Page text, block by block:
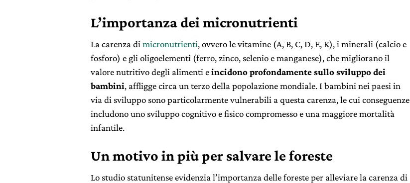
L’importanza dei micronutrienti
La carenza di micronutrienti, ovvero le vitamine (A, B, C, D, E, K), i minerali (calcio e
fosforo) e gli oligoelementi (ferro, zinco, selenio e manganese), che migliorano il
valore nutritivo degli alimenti eincidono profondamente sullo sviluppo dei
bambini, affligge circa un terzo della popolazione mondiale. I bambini nei paesi in
via di sviluppo sono particolarmente vulnerabili a questa carenza, le cui conseguenze
includono uno sviluppo cognitivo e fisico compromesso e una maggiore mortalità
infantile.
Un motivo in più per salvare le foreste
Lo studio statunitense evidenzia l’importanza delle foreste per alleviare la carenza di